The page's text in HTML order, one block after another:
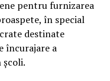
pentru furnizarea
în special
destinate
încurajare a
şcoli.